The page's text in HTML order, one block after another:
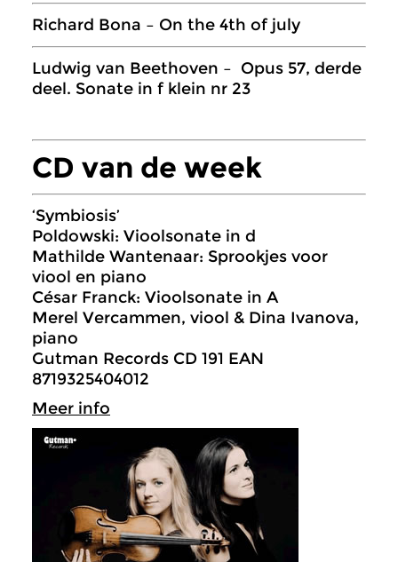
Richard Bona – On the 4th of july
Ludwig van Beethoven – Opus 57, derde
deel. Sonate in f klein nr 23
CD van de week
‘Symbiosis’
Poldowski: Vioolsonate in d
Mathilde Wantenaar: Sprookjes voor
viool en piano
César Franck: Vioolsonate in A
Merel Vercammen, viool & Dina Ivanova,
piano
Gutman Records CD 191 EAN
8719325404012
Meer info